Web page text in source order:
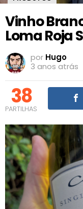
Vinho
Loma Roja
por Hugo
3 anos atrás
38
PARTILHAS